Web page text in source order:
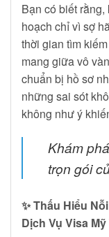
Bạn có biết
hoạch chỉ vì sợ
thời gian tìm
mang giữa vô
chuẩn bị hồ sơ
những sai sót
không như ý
Khám
trọn gói
✨Thấu Hiểu
Dịch Vụ Visa